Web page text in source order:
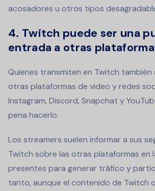
acosadores u otros tipos
4. Twitch puede ser una
entrada a otras
Quienes transmiten en Twitch también
otras plataformas de video y redes
Instagram, Discord, Snapchat y
pena hacerlo.
Los streamers suelen informar a sus
Twitch sobre las otras plataformas en
presentes para generar tráfico y
tanto, aunque el contenido de Twitch